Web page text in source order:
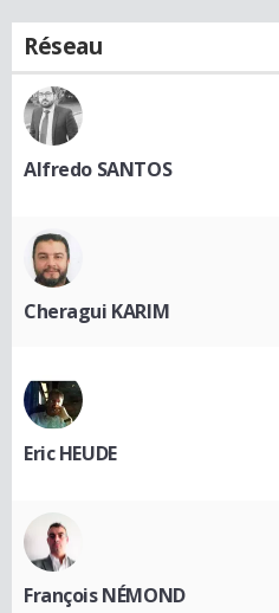
Réseau
Alfredo SANTOS
Cheragui KARIM
Eric HEUDE
François NÉMOND